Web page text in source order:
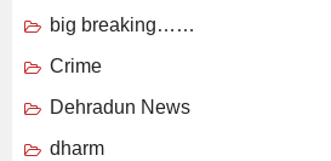
big breaking……
Crime
Dehradun News
dharm